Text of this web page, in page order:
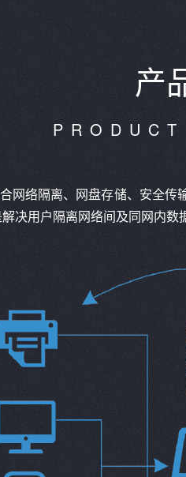
产
网络隔离、网盘存储、安全
决用户隔离网络间及同网内